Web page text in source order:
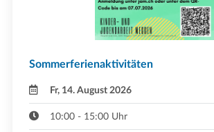
Sommerferienaktivitäten
Fr, 14. August 2026
10:00 - 15:00 Uhr